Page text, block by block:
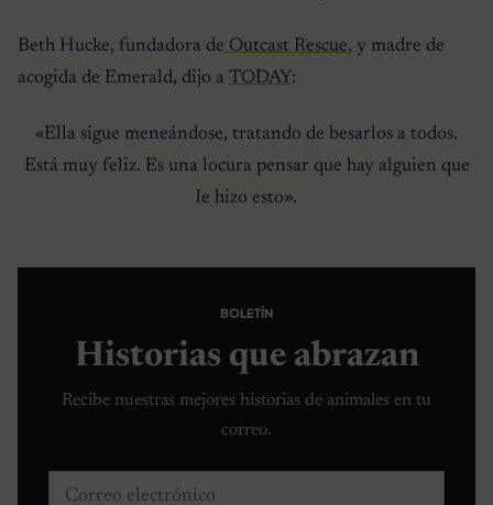
Beth Hucke, fundadora de Outcast Rescue, y madre de
acogida de Emerald, dijo a TODAY:
«Ella sigue meneándose, tratando de besarlos a todos.
Está muy feliz. Es una locura pensar que hay alguien que
le hizo esto».
BOLETÍN
Historias que abrazan
Recibe nuestras mejores historias de animales en tu
correo.
Correo electrónico